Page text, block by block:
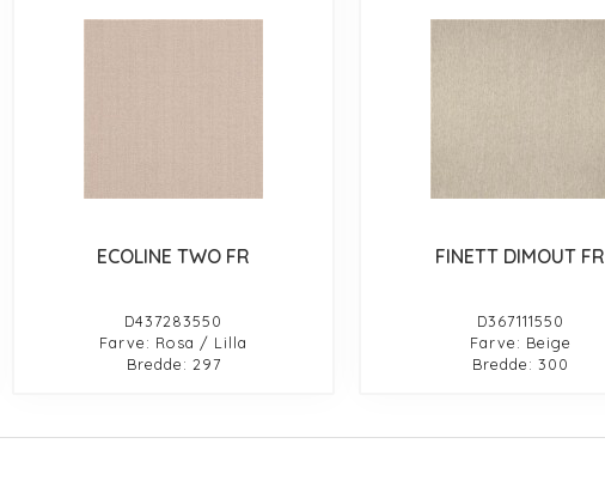
ECOLINE TWO FR
D437283550
Farve: Rosa / Lilla
Bredde: 297
FINETT DIMOUT FR
D367111550
Farve: Beige
Bredde: 300